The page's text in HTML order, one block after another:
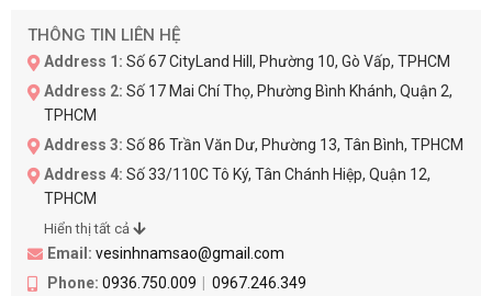
THÔNG TIN LIÊN HỆ
Address 1: Số 67 CityLand Hill, Phường 10, Gò Vấp, TPHCM
Address 2: Số 17 Mai Chí Thọ, Phường Bình Khánh, Quận 2,
TPHCM
Address 3: Số 86 Trần Văn Dư, Phường 13, Tân Bình, TPHCM
Address 4: Số 33/110C Tô Ký, Tân Chánh Hiệp, Quận 12,
TPHCM
Hiển thị tất cả
Email: vesinhnamsao@gmail.com
Phone: 0936.750.009
0967.246.349